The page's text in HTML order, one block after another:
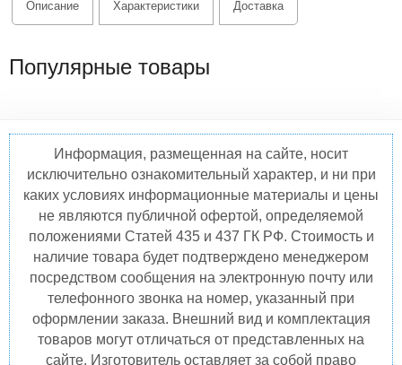
Описание Характеристики Доставка
Популярные товары
Информация, размещенная на сайте, носит
исключительно ознакомительный характер, и ни при
каких условиях информационные материалы и цены
не являются публичной офертой, определяемой
положениями Статей 435 и 437 ГК РФ. Стоимость и
наличие товара будет подтверждено менеджером
посредством сообщения на электронную почту или
телефонного звонка на номер, указанный при
оформлении заказа. Внешний вид и комплектация
товаров могут отличаться от представленных на
сайте. Изготовитель оставляет за собой право